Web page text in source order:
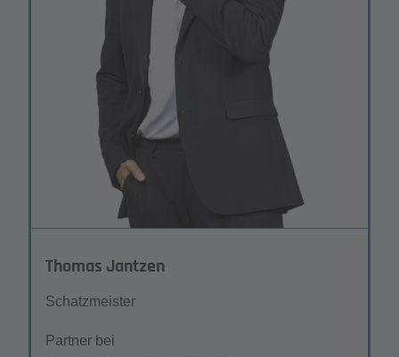
Projekte entstanden sind.
Welcher ist Ihr Lieblingsort im
Technologiepark?
Die Uniwiese und der Mensasee.
Thomas Jantzen
Schatzmeister
Partner bei